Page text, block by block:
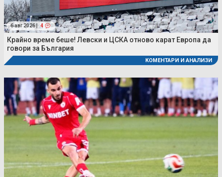
6 авг 2026 | 4
Крайно време беше! Левски и ЦСКА отново карат Европа да
говори за България
КОМЕНТАРИ И АНАЛИЗИ